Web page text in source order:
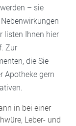
– sie
listen Ihnen hier
Zur
die Sie
Apotheke gern
in bei einer
Leber- und